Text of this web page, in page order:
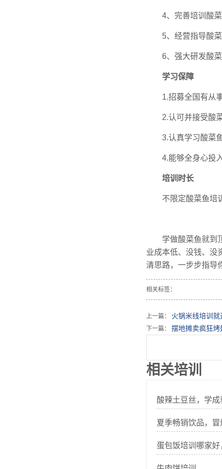
4、完善培训酸
5、经营指导酸
6、强大研发酸
学习保障
1.招募全国有从
2.认可并接受酸
3.认真学习酸菜
4.能够全身心投
培训时长
不限定酸菜鱼培
学做酸菜鱼就到
业成本低、没钱、没
清思路，一步步指导
相关标签：
上一篇： 火锅米线培训
下一篇： 摆地摊卖疯狂
相关培训
酸辣土豆丝，学
夏季畅销饮品，
蛋包饭培训哪家